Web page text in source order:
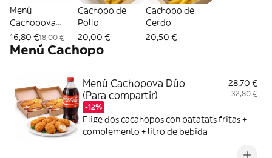
Menú
Cachopova
individual
16,80 €18,00 €
Cachopo de
Pollo
20,00 €
Cachopo de
Cerdo
20,50 €
Menú Cachopo
Menú Cachopova Dúo
(Para compartir)
-12%
28,70 €
32,80 €
Elige dos cacahopos con patatats fritas +
complemento + litro de bebida